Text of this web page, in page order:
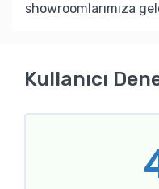
showroomlarımıza
Kullanıcı